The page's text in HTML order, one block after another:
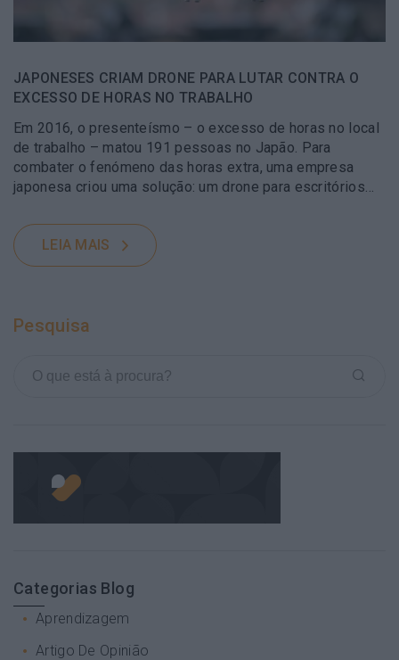
JAPONESES CRIAM DRONE PARA LUTAR CONTRA O
EXCESSO DE HORAS NO TRABALHO
Em 2016, o presenteísmo – o excesso de horas no local
de trabalho – matou 191 pessoas no Japão. Para
combater o fenómeno das horas extra, uma empresa
japonesa criou uma solução: um drone para escritórios…
LEIA MAIS
Pesquisa
Categorias Blog
Aprendizagem
Artigo De Opinião